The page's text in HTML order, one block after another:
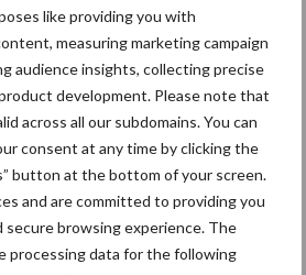
like providing you with
measuring marketing campaign
audience insights, collecting precise
development. Please note that
across all our subdomains. You can
consent at any time by clicking the
button at the bottom of your screen.
and are committed to providing you
browsing experience. The
processing data for the following
Partner nieuws
meer